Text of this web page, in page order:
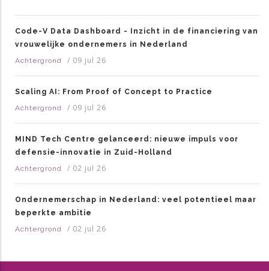
Code-V Data Dashboard - Inzicht in de financiering van
vrouwelijke ondernemers in Nederland
Achtergrond
/ 09 jul 26
Scaling AI: From Proof of Concept to Practice
Achtergrond
/ 09 jul 26
MIND Tech Centre gelanceerd: nieuwe impuls voor
defensie-innovatie in Zuid-Holland
Achtergrond
/ 02 jul 26
Ondernemerschap in Nederland: veel potentieel maar
beperkte ambitie
Achtergrond
/ 02 jul 26